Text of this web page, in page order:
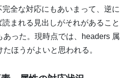
全な対応にもあいまって、逆に
まれる見出しがそれがあること
あった。現時点では、headers 属
ほうがよいと思われる。